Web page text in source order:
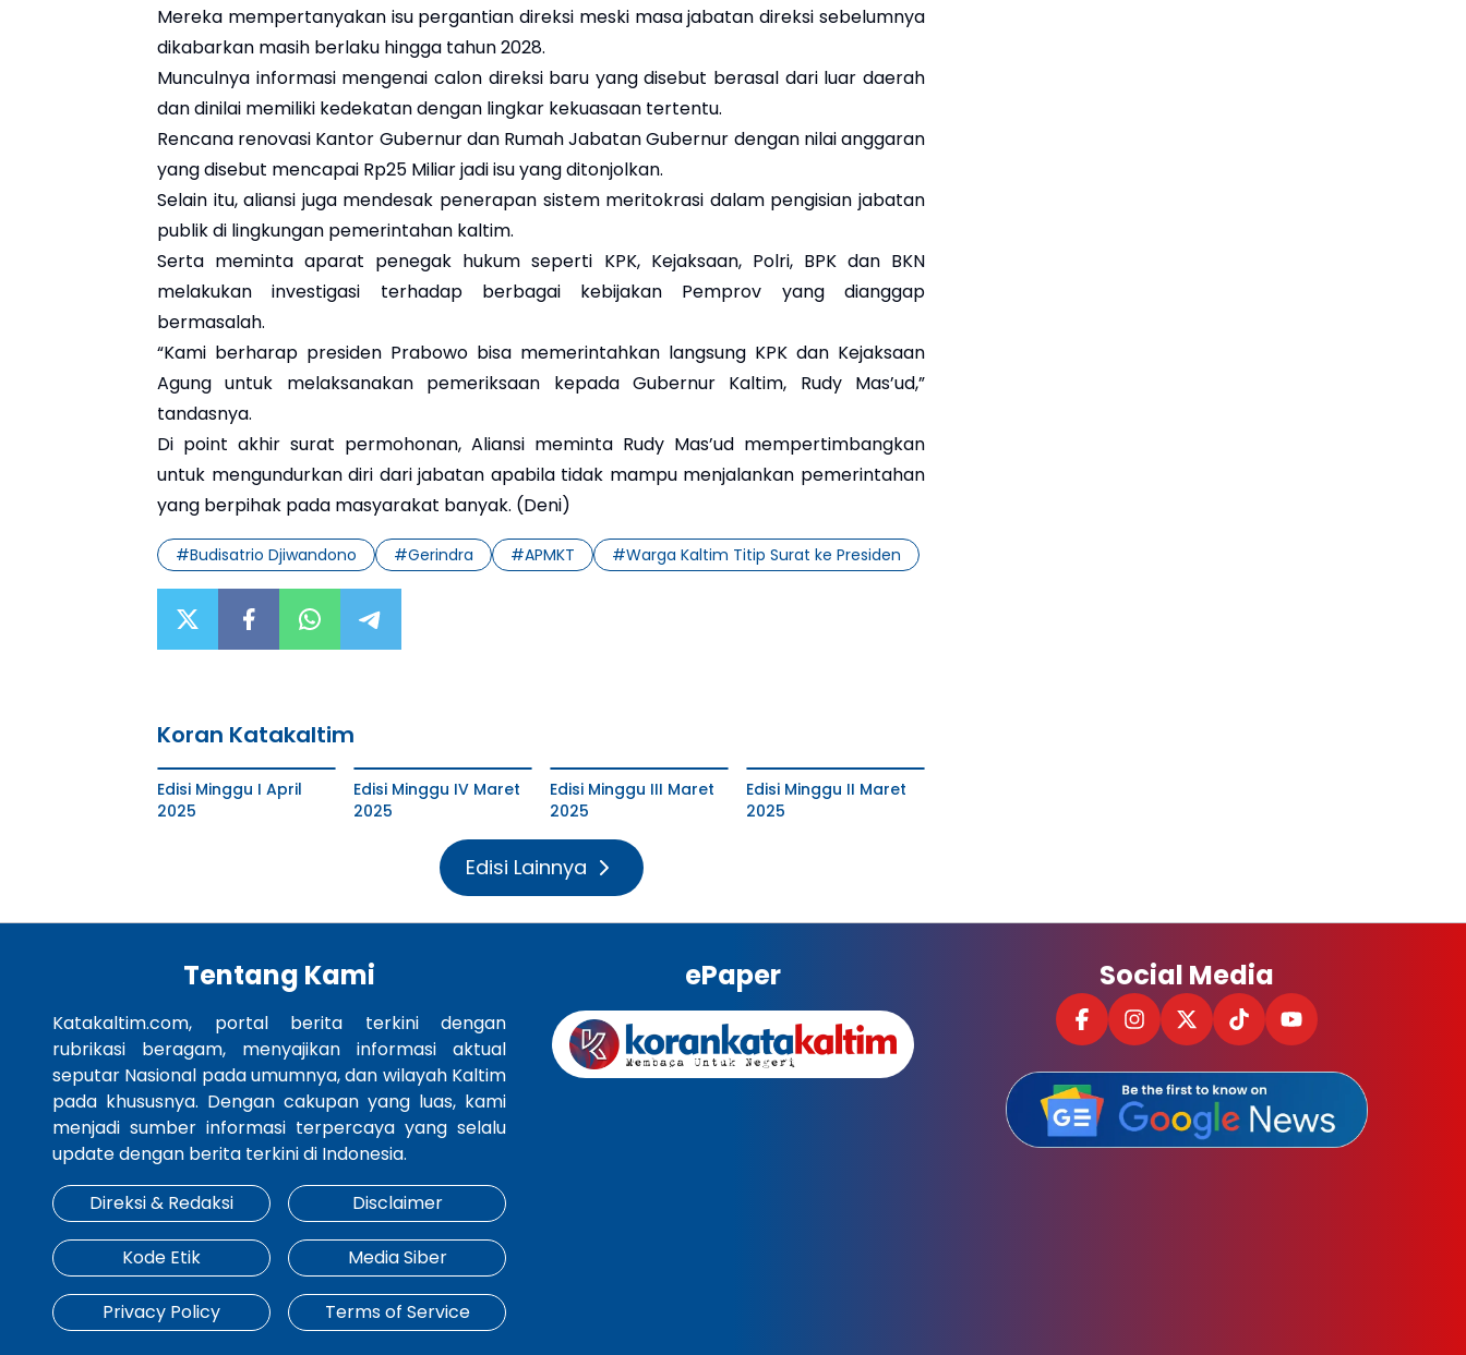
Mereka mempertanyakan isu pergantian direksi meski masa jabatan direksi sebelumnya
dikabarkan masih berlaku hingga tahun 2028.
Munculnya informasi mengenai calon direksi baru yang disebut berasal dari luar daerah
dan dinilai memiliki kedekatan dengan lingkar kekuasaan tertentu.
Rencana renovasi Kantor Gubernur dan Rumah Jabatan Gubernur dengan nilai anggaran
yang disebut mencapai Rp25 Miliar jadi isu yang ditonjolkan.
Selain itu, aliansi juga mendesak penerapan sistem meritokrasi dalam pengisian jabatan
publik di lingkungan pemerintahan kaltim.
Serta meminta aparat penegak hukum seperti KPK, Kejaksaan, Polri, BPK dan BKN
melakukan investigasi terhadap berbagai kebijakan Pemprov yang dianggap
bermasalah.
“Kami berharap presiden Prabowo bisa memerintahkan langsung KPK dan Kejaksaan
Agung untuk melaksanakan pemeriksaan kepada Gubernur Kaltim, Rudy Mas’ud,”
tandasnya.
Di point akhir surat permohonan, Aliansi meminta Rudy Mas’ud mempertimbangkan
untuk mengundurkan diri dari jabatan apabila tidak mampu menjalankan pemerintahan
yang berpihak pada masyarakat banyak. (Deni)
#Budisatrio Djiwandono #Gerindra #APMKT #Warga Kaltim Titip Surat ke Presiden
Koran Katakaltim
Edisi Minggu I April
2025
Edisi Minggu IV Maret
2025
Edisi Minggu III Maret
2025
Edisi Minggu II Maret
2025
Edisi Lainnya
Tentang Kami
Katakaltim.com, portal berita terkini dengan
rubrikasi beragam, menyajikan informasi aktual
seputar Nasional pada umumnya, dan wilayah Kaltim
pada khususnya. Dengan cakupan yang luas, kami
menjadi sumber informasi terpercaya yang selalu
update dengan berita terkini di Indonesia.
Direksi & Redaksi
Disclaimer
Kode Etik Media Siber
Privacy Policy Terms of Service
ePaper Social Media